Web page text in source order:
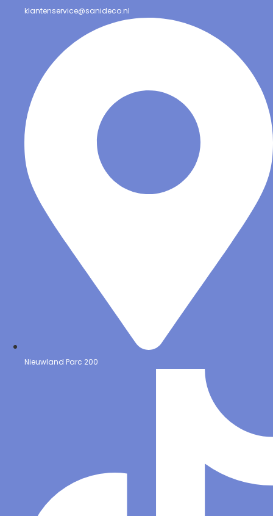
klantenservice@sanideco.nl
Nieuwland Parc 200